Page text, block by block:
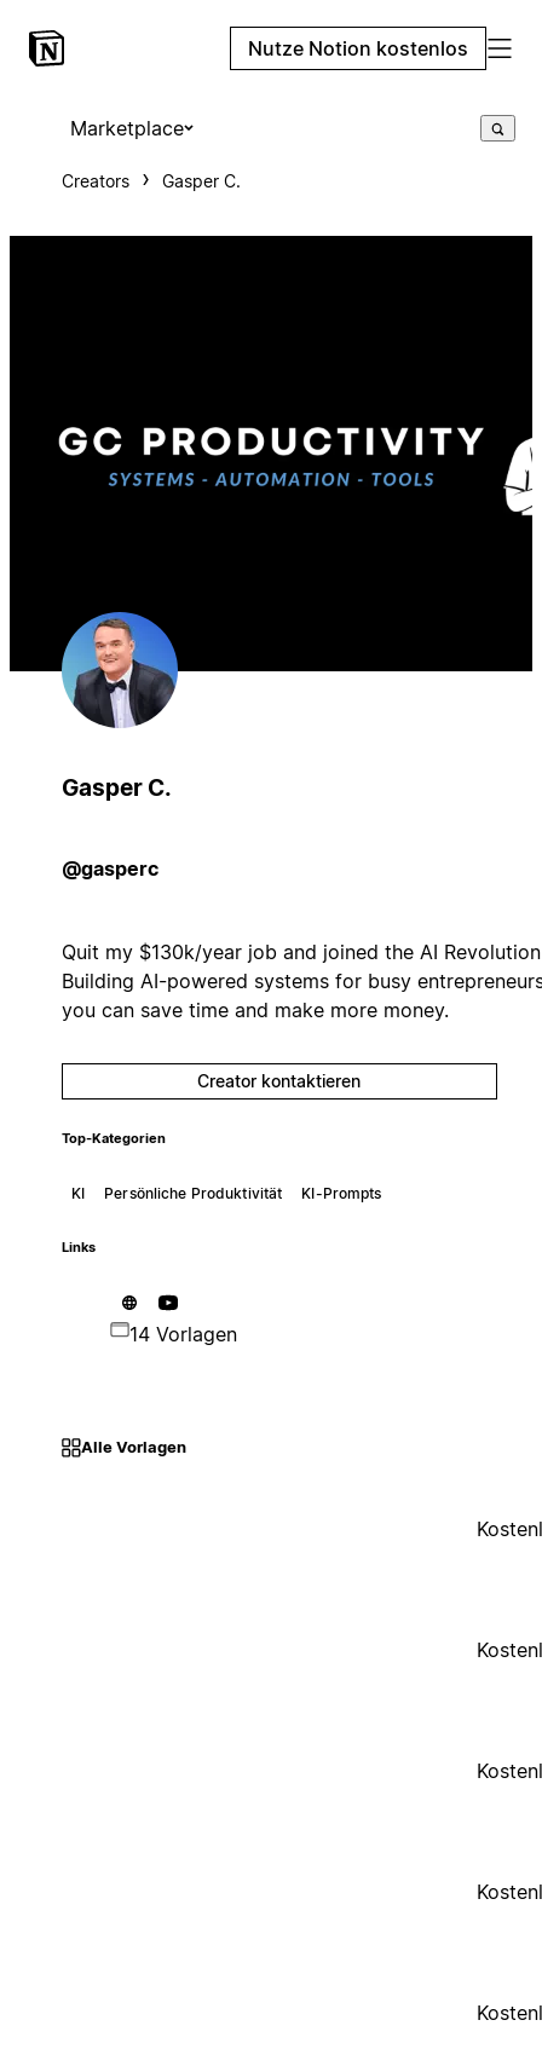
Nutze Notion kostenlos
Marketplace
Creators Gasper C.
Gasper C.
@gasperc
Quit my $130k/year job and joined the AI
Building AI-powered systems for busy
you can save time and make more money.
Creator kontaktieren
Top-Kategorien
KI Persönliche Produktivität KI-Prompts
Links
14 Vorlagen
Alle Vorlagen